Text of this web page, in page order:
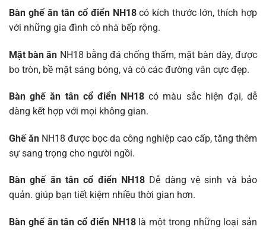
Bàn ghế ăn tân cổ điển NH18có kích thước lớn, thích hợp
với những gia đình có nhà bếp rộng.
Mặt bàn ăn NH18 bằng đá chống thấm, mặt bàn dày, được
bo tròn, bề mặt sáng bóng, và có các đường vân cực đẹp.
Bàn ghế ăn tân cổ điển NH18có màu sắc hiện đại, dễ
dàng kết hợp với mọi không gian.
Ghế ăn NH18 được bọc da công nghiệp cao cấp, tăng thêm
sự sang trọng cho người ngồi.
Bàn ghế ăn tân cổ điển NH18 Dễ dàng vệ sinh và bảo
quản. giúp bạn tiết kiệm nhiều thời gian hơn.
Bàn ghế ăn tân cổ điển NH18là một trong những loại sản